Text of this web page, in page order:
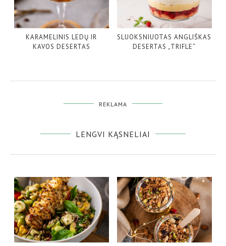
KARAMELINIS LEDŲ IR
KAVOS DESERTAS
SLUOKSNIUOTAS ANGLIŠKAS
DESERTAS „TRIFLE“
REKLAMA
LENGVI KĄSNELIAI